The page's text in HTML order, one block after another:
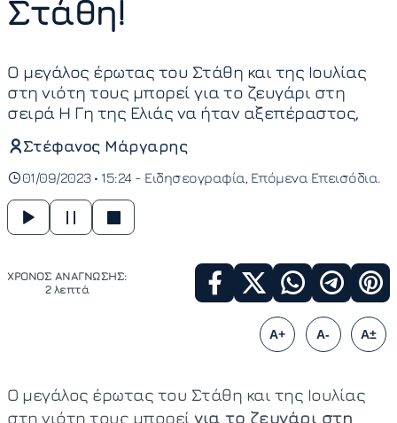
Στάθη!
Ο μεγάλος έρωτας του Στάθη και της Ιουλίας
στη νιότη τους μπορεί για το ζευγάρι στη
σειρά Η Γη της Ελιάς να ήταν αξεπέραστος,
Στέφανος Μάργαρης
01/09/2023 • 15:24 - Ειδησεογραφία Επόμενα Επεισόδια
ΧΡΟΝΟΣ ΑΝΑΓΝΩΣΗΣ:
2 λεπτά
A+ A- A±
Ο μεγάλος έρωτας του Στάθη και της Ιουλίας
στη νιότη τους μπορεί για το ζευγάρι στη